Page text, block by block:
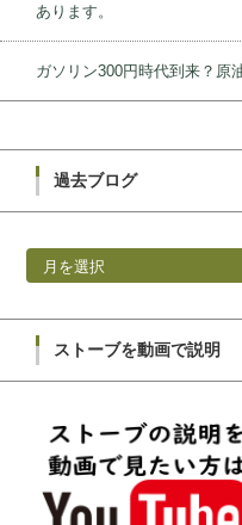
あります。
ガソリン300円時代到来？原
過去ブログ
ストーブを動画で説明